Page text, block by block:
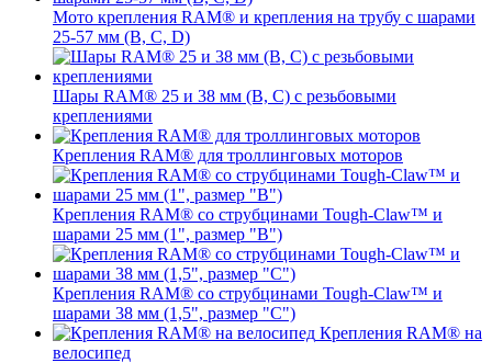
Мото крепления RAM® и крепления на трубу с шарами
25-57 мм (B, C, D)
Шары RAM® 25 и 38 мм (B, C) с резьбовыми
креплениями
Крепления RAM® для троллинговых моторов
Крепления RAM® со струбцинами Tough-Claw™ и
шарами 25 мм (1", размер "B")
Крепления RAM® со струбцинами Tough-Claw™ и
шарами 38 мм (1,5", размер "C")
Крепления RAM® на
велосипед